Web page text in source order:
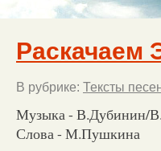
Раскачаем
В рубрике: Тексты
Музыка - В.Дубинин/
Слова - М.Пушкина